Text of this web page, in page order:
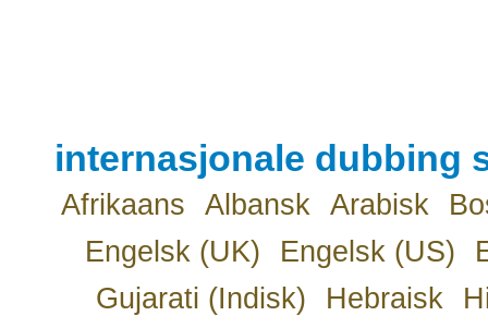
internasjonale dubbing
Afrikaans Albansk Arabisk
Engelsk (UK)
Engelsk (US)
Gujarati (Indisk)
Hebraisk